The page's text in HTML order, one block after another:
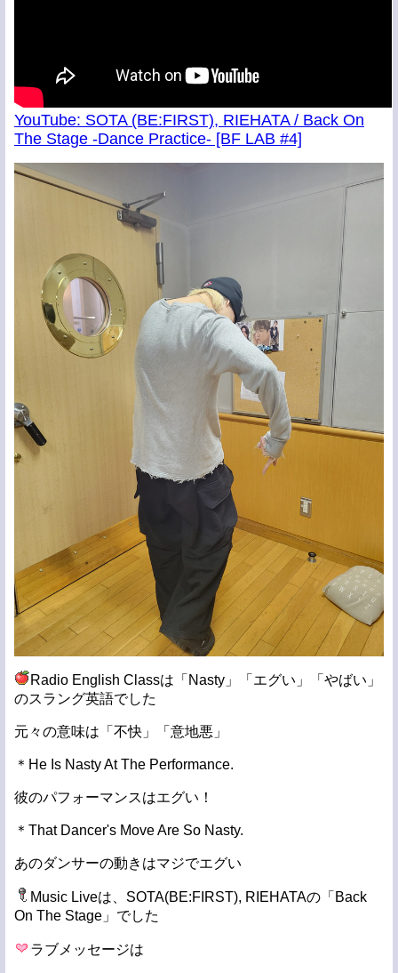
YouTube: SOTA (BE:FIRST), RIEHATA / Back On
The Stage -Dance Practice- [BF LAB #4]
Radio English Classは「Nasty」「エグい」「やばい」
のスラング英語でした
元々の意味は「不快」「意地悪」
＊He Is Nasty At The Performance.
彼のパフォーマンスはエグい！
＊That Dancer's Move Are So Nasty.
あのダンサーの動きはマジでエグい
Music Liveは、SOTA(BE:FIRST), RIEHATAの「Back
On The Stage」でした
ラブメッセージは